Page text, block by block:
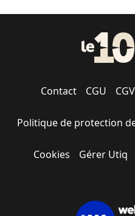
Contact CGU CGV
Politique de protection
Cookies Gérer Utiq